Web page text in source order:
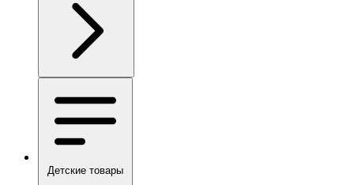
Детские товары